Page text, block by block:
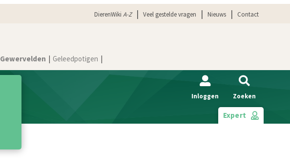
DierenWikiA-Z Veel gestelde vragen Nieuws Contact
Gewervelden Geleedpotigen
Inloggen Zoeken
Expert